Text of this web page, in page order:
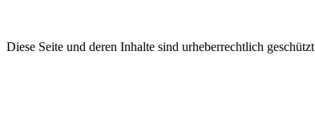
Diese Seite und deren Inhalte sind urheberrechtlich geschützt